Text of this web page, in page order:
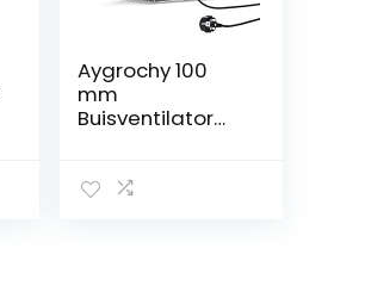
Aygrochy 100
mm
Buisventilator
uitlaatventilator